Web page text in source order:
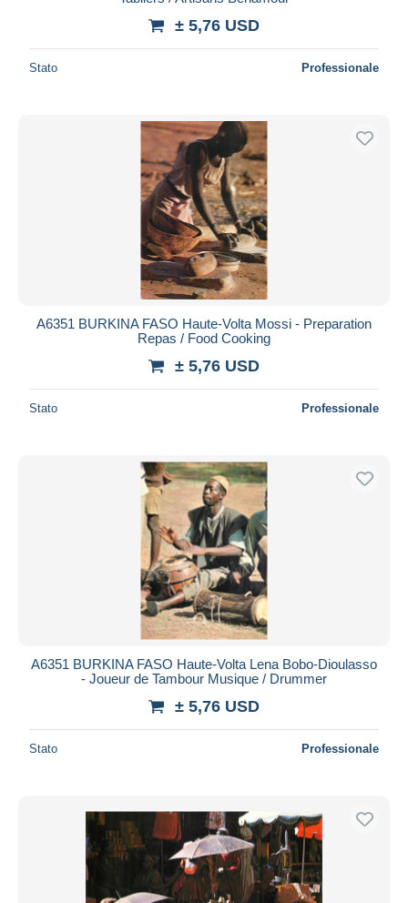
± 5,76 USD
Stato Professionale
A6351 BURKINA FASO Haute-Volta Mossi - Preparation
Repas / Food Cooking
± 5,76 USD
Stato Professionale
A6351 BURKINA FASO Haute-Volta Lena Bobo-Dioulasso
- Joueur de Tambour Musique / Drummer
± 5,76 USD
Stato Professionale